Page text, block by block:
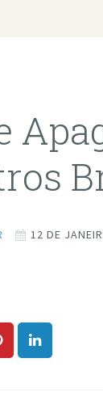
12 DE